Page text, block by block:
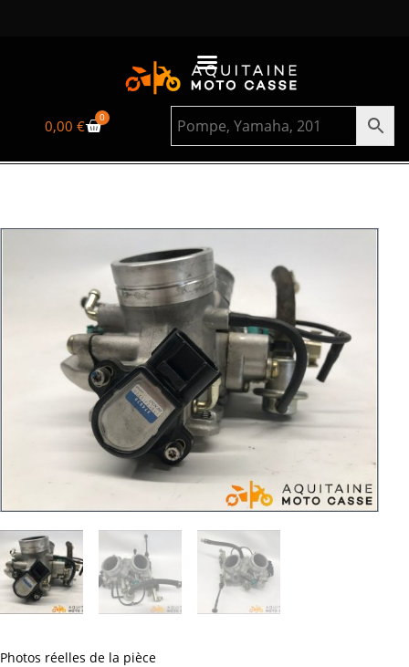
0,00€ 0
Photos réelles de la pièce